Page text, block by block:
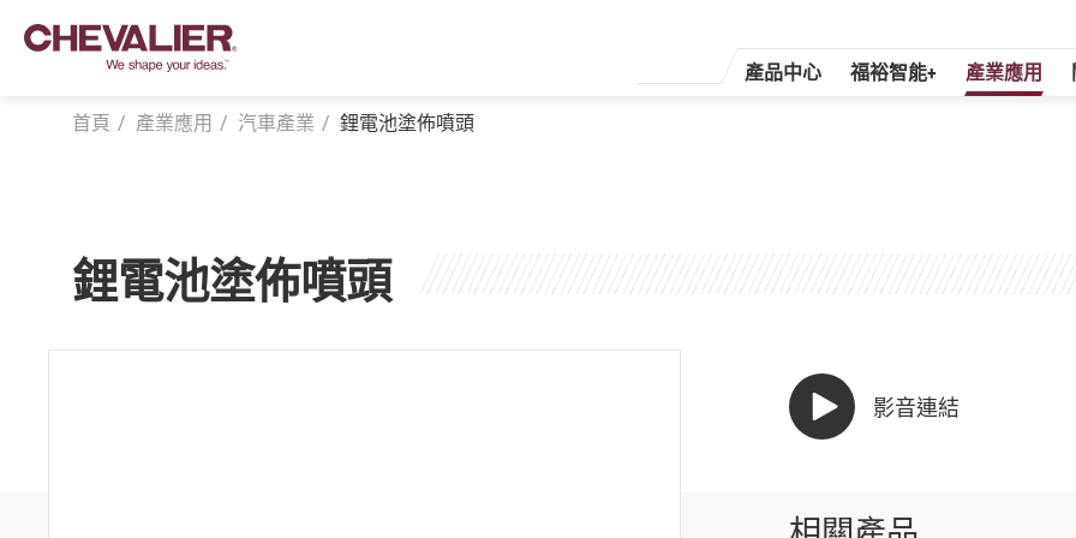
產品中心 福裕智能+ 產業應用
首頁 產業應用 汽車產業 鋰電池塗佈噴頭
鋰電池塗佈噴頭
影音連結
產品中心